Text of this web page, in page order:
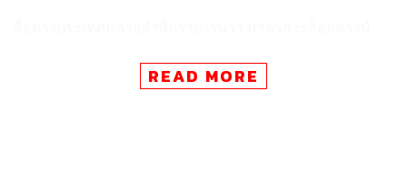
เยอรมนี ที่ประกาศล็อกดาวน์ทั่วประเทศตั้งแต่วันที่ 16
ธันวาคม 2563 ถึง 10 มกราคม 2564 ร้านค้าที่ไม่จำเป็น รวม
READ MORE